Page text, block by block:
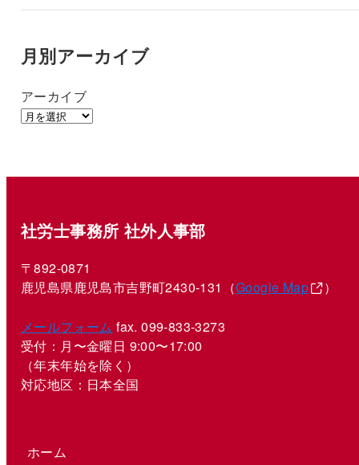
月別アーカイブ
アーカイブ
社労士事務所 社外人事部
〒892-0871
鹿児島県鹿児島市吉野町2430-131（Google Map ）
メールフォーム fax. 099-833-3273
受付：月〜金曜日 9:00〜17:00
（年末年始を除く）
対応地区：日本全国
ホーム